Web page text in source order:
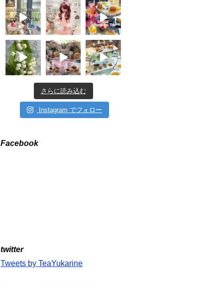
さらに読み込む
Instagram でフォロー
Facebook
twitter
Tweets by TeaYukarine